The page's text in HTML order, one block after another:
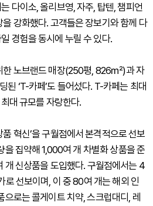
다이소, 올리브영, 자주, 탑텐, 챔피언
강화했다. 고객들은 장보기와 함께 다
경험을 동시에 누릴 수 있다.
한 노브랜드 매장(250평, 826㎡)과 자
된 ‘T-카페’도 들어섰다. T-카페는 최대
대 규모를 자랑한다.
혁신’을 구월점에서 본격적으로 선보
을 집약해 1,000여 개 차별화 상품을 준
개 신상품을 도입했다. 구월점에서는 4
로 선보이며, 이 중 80여 개는 해외 인
으로는 콜게이트 치약, 스크럽대디, 레